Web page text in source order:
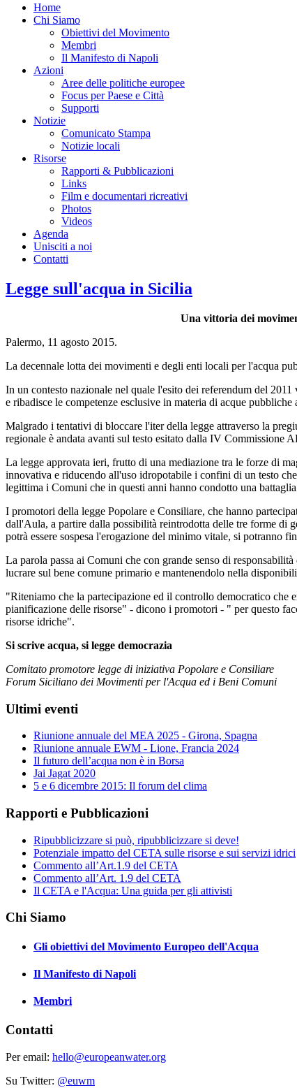
Home
Chi Siamo
Obiettivi del Movimento
Membri
Il Manifesto di Napoli
Azioni
Aree delle politiche europee
Focus per Paese e Città
Supporti
Notizie
Comunicato Stampa
Notizie locali
Risorse
Rapporti & Pubblicazioni
Links
Film e documentari ricreativi
Photos
Videos
Agenda
Unisciti a noi
Contatti
Legge sull'acqua in Sicilia
Una vittoria dei
Palermo, 11 agosto 2015.
La decennale lotta dei movimenti e degli enti locali per l'acqua
In un contesto nazionale nel quale l'esito dei referendum del
e ribadisce le competenze esclusive in materia di acque
Malgrado i tentativi di bloccare l'iter della legge attraverso la
regionale è andata avanti sul testo esitato dalla IV Commissione
La legge approvata ieri, frutto di una mediazione tra le forze di
innovativa e riducendo all'uso idropotabile i confini di un testo
legittima i Comuni che in questi anni hanno condotto una
I promotori della legge Popolare e Consiliare, che hanno
dall'Aula, a partire dalla possibilità reintrodotta delle tre forme di
potrà essere sospesa l'erogazione del minimo vitale, si potranno
La parola passa ai Comuni che con grande senso di
lucrare sul bene comune primario e mantenendolo nella
"Riteniamo che la partecipazione ed il controllo democratico che
pianificazione delle risorse" - dicono i promotori - " per questo
risorse idriche".
Si scrive acqua, si legge democrazia
Comitato promotore legge di iniziativa Popolare e Consiliare
Forum Siciliano dei Movimenti per l'Acqua ed i Beni Comuni
Ultimi eventi
Riunione annuale del MEA 2025 - Girona, Spagna
Riunione annuale EWM - Lione, Francia 2024
Il futuro dell’acqua non è in Borsa
Jai Jagat 2020
5 e 6 dicembre 2015: Il forum del clima
Rapporti e Pubblicazioni
Ripubblicizzare si può, ripubblicizzare si deve!
Potenziale impatto del CETA sulle risorse e sui servizi idrici
Commento all’Art.1.9 del CETA
Commento all’Art. 1.9 del CETA
Il CETA e l'Acqua: Una guida per gli attivisti
Chi Siamo
Gli obiettivi del Movimento Europeo dell'Acqua
Il Manifesto di Napoli
Membri
Contatti
Per email: hello@europeanwater.org
Su Twitter: @euwm